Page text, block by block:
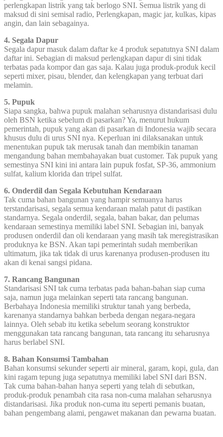
perlengkapan listrik yang tak berlogo SNI. Semua listrik yang di
maksud di sini semisal radio, Perlengkapan, magic jar, kulkas, kipas
angin, dan lain sebagainya.
4. Segala Dapur
Segala dapur masuk dalam daftar ke 4 produk sepatutnya SNI dalam
daftar ini. Sebagian di maksud perlengkapan dapur di sini tidak
terbatas pada kompor dan gas saja. Kalau juga produk-produk kecil
seperti mixer, pisau, blender, dan kelengkapan yang terbuat dari
melamin.
5. Pupuk
Siapa sangka, bahwa pupuk malahan seharusnya distandarisasi dulu
oleh BSN ketika sebelum di pasarkan? Ya, menurut hukum
pemerintah, pupuk yang akan di pasarkan di Indonesia wajib secara
khusus dulu di urus SNI nya. Keperluan ini dilaksanakan untuk
menentukan pupuk tak merusak tanah dan membikin tanaman
mengandung bahan membahayakan buat customer. Tak pupuk yang
semestinya SNI kini ini antara lain pupuk fosfat, SP-36, ammonium
sulfat, kalium klorida dan tripel sulfat.
6. Onderdil dan Segala Kebutuhan Kendaraan
Tak cuma bahan bangunan yang hampir semuanya harus
terstandarisasi, segala semua kendaraan malah patut di pastikan
standarnya. Segala onderdil, segala, bahan bakar, dan pelumas
kendaraan semestinya memiliki label SNI. Sebagian ini, banyak
produsen onderdil dan oli kendaraan yang masih tak meregistrasikan
produknya ke BSN. Akan tapi pemerintah sudah memberikan
ultimatum, jika tak tidak di urus karenanya produsen-produsen itu
akan di kenai sangsi pidana.
7. Rancang Bangunan
Standarisasi SNI tak cuma terbatas pada bahan-bahan siap cuma
saja, namun juga melainkan seperti tata rancang bangunan.
Berbahaya Indonesia memiliki struktur tanah yang berbeda,
karenanya standarnya bahkan berbeda dengan negara-negara
lainnya. Oleh sebab itu ketika sebelum seorang konstruktor
menggunakan tata rancang bangunan, tata rancang itu seharusnya
harus berlabel SNI.
8. Bahan Konsumsi Tambahan
Bahan konsumsi sekunder seperti air mineral, garam, kopi, gula, dan
kini ragam tepung juga sepatutnya memiliki label SNI dari BSN.
Tak cuma bahan-bahan hanya seperti yang telah di sebutkan,
produk-produk penambah cita rasa non-cuma malahan seharusnya
distandarisasi. Jika produk non-cuma itu seperti pemanis buatan,
bahan pengembang alami, pengawet makanan dan pewarna buatan.